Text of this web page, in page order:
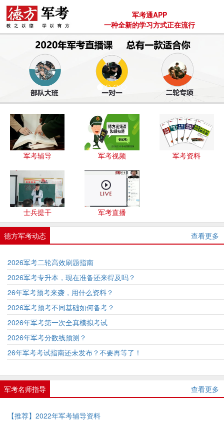
军考通APP
一种全新的学习方式正在流行
军考辅导 军考视频 军考资料
士兵提干 军考直播
德方军考动态 查看更多
2026军考二轮高效刷题指南
2026军考专升本，现在准备还来得及吗？
26年军考预考来袭，用什么资料？
2026军考预考不同基础如何备考？
2026年军考第一次全真模拟考试
2026年军考分数线预测？
26年军考考试指南还未发布？不要再等了！
军考名师指导 查看更多
【推荐】2022年军考辅导资料